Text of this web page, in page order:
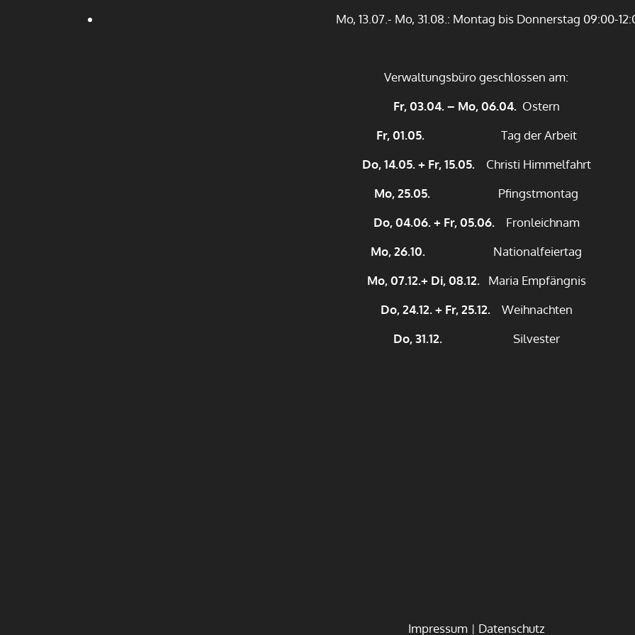
Mo, 13.07.- Mo, 31.08.: Montag bis Donnerstag 09:00-
Verwaltungsbüro geschlossen am:
Fr, 03.04. – Mo, 06.04.Ostern
Fr, 01.05.Tag der Arbeit
Do, 14.05. + Fr, 15.05.Christi Himmelfahrt
Mo, 25.05. Pfingstmontag
Do, 04.06. + Fr, 05.06.Fronleichnam
Mo, 26.10.
Nationalfeiertag
Mo, 07.12.+ Di, 08.12.Maria Empfängnis
Do, 24.12. + Fr, 25.12.Weihnachten
Do, 31.12.Silvester
Impressum Datenschutz